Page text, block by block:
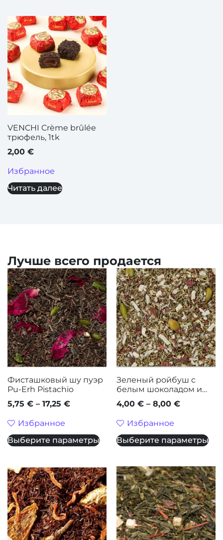
VENCHI Crème brûlée
трюфель, 1tk
2,00 €
Избранное
Читать далее
Лучше всего продается
Фисташковый шу пуэр
Pu-Erh Pistachio
5,75 € – 17,25 €
Избранное
Выберите параметры
Зеленый ройбуш с
белым шоколадом и
фисташками
4,00 € – 8,00 €
Избранное
Выберите параметры